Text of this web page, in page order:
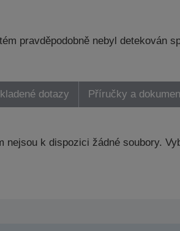
pravděpodobně nebyl detekován
dotazy Příručky a
nejsou k dispozici žádné soubory.